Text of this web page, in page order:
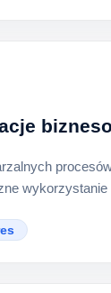
wykorzystanie